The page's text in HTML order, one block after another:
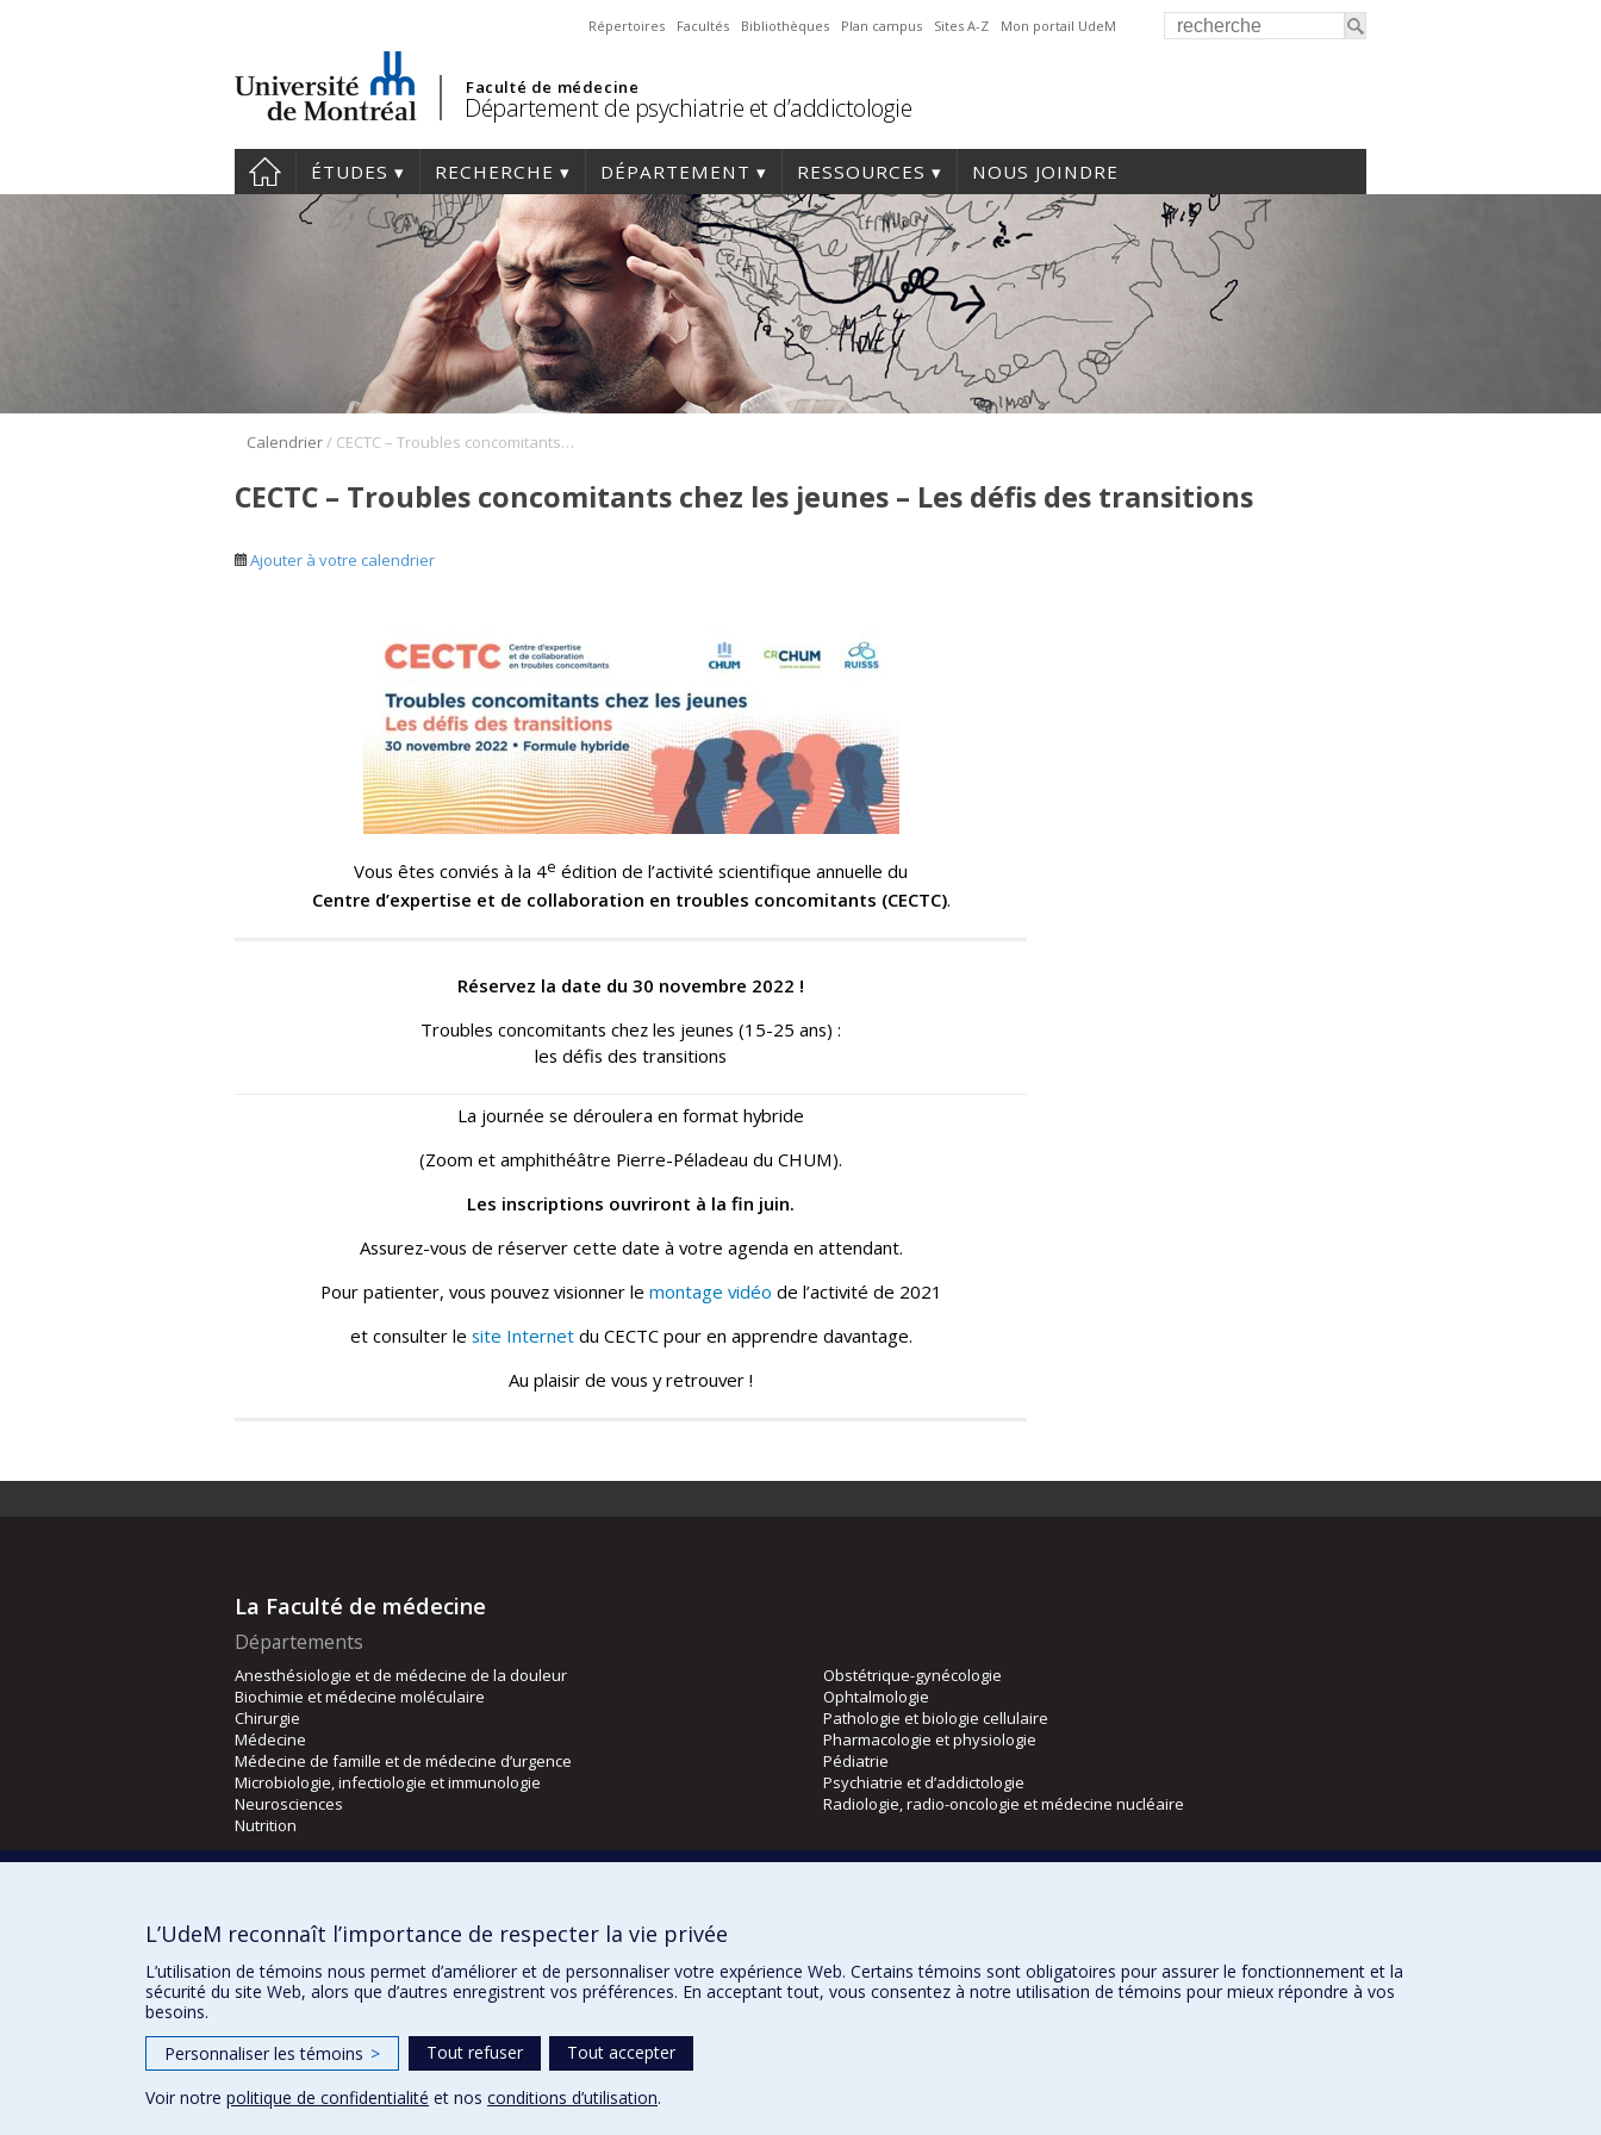
Répertoires Facultés Bibliothèques Plan campus Sites A-Z Mon portail UdeM
Faculté de médecine
Département de psychiatrie et d’addictologie
ÉTUDES RECHERCHE DÉPARTEMENT RESSOURCES NOUS JOINDRE
Calendrier/ CECTC – Troubles concomitants chez les jeunes – Les défis des transitions
CECTC – Troubles concomitants chez les jeunes – Les défis des transitions
Ajouter à votre calendrier
Vous êtes conviés à la 4e édition de l’activité scientifique annuelle du
Centre d’expertise et de collaboration en troubles concomitants (CECTC).
Réservez la date du 30 novembre 2022 !
Troubles concomitants chez les jeunes (15-25 ans) :
les défis des transitions
La journée se déroulera en format hybride
(Zoom et amphithéâtre Pierre-Péladeau du CHUM).
Les inscriptions ouvriront à la fin juin.
Assurez-vous de réserver cette date à votre agenda en attendant.
Pour patienter, vous pouvez visionner le montage vidéo de l’activité de 2021
et consulter le site Internetdu CECTC pour en apprendre davantage.
Au plaisir de vous y retrouver !
La Faculté de médecine
Départements
Anesthésiologie et de médecine de la douleur
Biochimie et médecine moléculaire
Chirurgie
Médecine
Médecine de famille et de médecine d’urgence
Microbiologie, infectiologie et immunologie
Neurosciences
Nutrition
Obstétrique-gynécologie
Ophtalmologie
Pathologie et biologie cellulaire
Pharmacologie et physiologie
Pédiatrie
Psychiatrie et d’addictologie
Radiologie, radio-oncologie et médecine nucléaire
Orthophonie et audiologie
L’UdeM reconnaît l’importance de respecter la vie privée
L’utilisation de témoins nous permet d’améliorer et de personnaliser votre expérience Web. Certains témoins sont obligatoires pour assurer le fonctionnement et la
sécurité du site Web, alors que d’autres enregistrent vos préférences. En acceptant tout, vous consentez à notre utilisation de témoins pour mieux répondre à vos
besoins.
Personnaliser les témoins > Tout refuser
Tout accepter
Voir notre politique de confidentialité et nos conditions d’utilisation.